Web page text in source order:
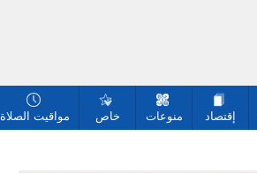
إقتصاد منوعات خاص مواقيت الصلاة